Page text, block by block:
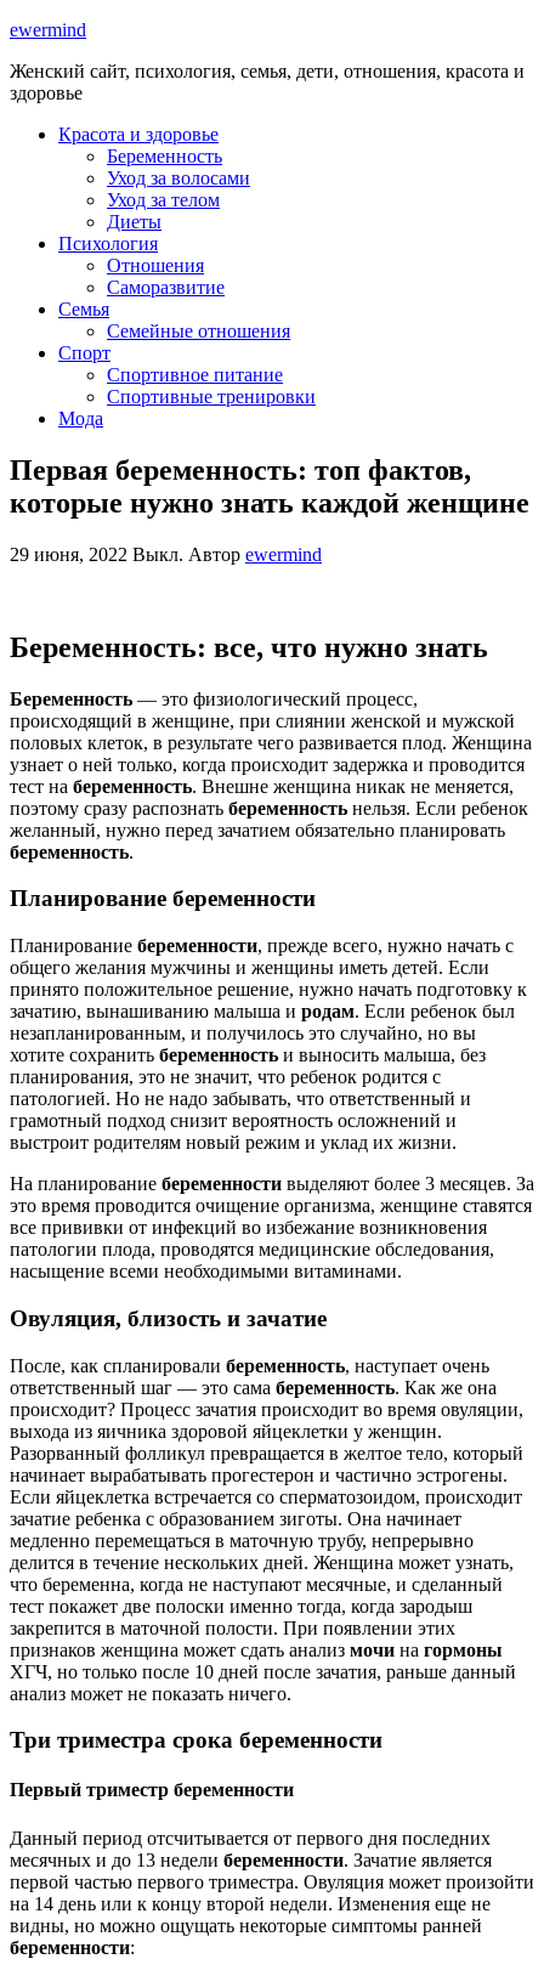
ewermind
Женский сайт, психология, семья, дети, отношения, красота и
здоровье
Красота и здоровье
Беременность
Уход за волосами
Уход за телом
Диеты
Психология
Отношения
Саморазвитие
Семья
Семейные отношения
Спорт
Спортивное питание
Спортивные тренировки
Мода
Первая беременность: топ фактов,
которые нужно знать каждой женщине
29 июня, 2022 Выкл. Автор ewermind
Беременность: все, что нужно знать
Беременность — это физиологический процесс,
происходящий в женщине, при слиянии женской и мужской
половых клеток, в результате чего развивается плод. Женщина
узнает о ней только, когда происходит задержка и проводится
тест на беременность. Внешне женщина никак не меняется,
поэтому сразу распознать беременность нельзя. Если ребенок
желанный, нужно перед зачатием обязательно планировать
беременность.
Планирование беременности
Планирование беременности, прежде всего, нужно начать с
общего желания мужчины и женщины иметь детей. Если
принято положительное решение, нужно начать подготовку к
зачатию, вынашиванию малыша и родам. Если ребенок был
незапланированным, и получилось это случайно, но вы
хотите сохранить беременность и выносить малыша, без
планирования, это не значит, что ребенок родится с
патологией. Но не надо забывать, что ответственный и
грамотный подход снизит вероятность осложнений и
выстроит родителям новый режим и уклад их жизни.
На планирование беременности выделяют более 3 месяцев. За
это время проводится очищение организма, женщине ставятся
все прививки от инфекций во избежание возникновения
патологии плода, проводятся медицинские обследования,
насыщение всеми необходимыми витаминами.
Овуляция, близость и зачатие
После, как спланировали беременность, наступает очень
ответственный шаг — это сама беременность. Как же она
происходит? Процесс зачатия происходит во время овуляции,
выхода из яичника здоровой яйцеклетки у женщин.
Разорванный фолликул превращается в желтое тело, который
начинает вырабатывать прогестерон и частично эстрогены.
Если яйцеклетка встречается со сперматозоидом, происходит
зачатие ребенка с образованием зиготы. Она начинает
медленно перемещаться в маточную трубу, непрерывно
делится в течение нескольких дней. Женщина может узнать,
что беременна, когда не наступают месячные, и сделанный
тест покажет две полоски именно тогда, когда зародыш
закрепится в маточной полости. При появлении этих
признаков женщина может сдать анализ мочи на гормоны
ХГЧ, но только после 10 дней после зачатия, раньше данный
анализ может не показать ничего.
Три триместра срока беременности
Первый триместр беременности
Данный период отсчитывается от первого дня последних
месячных и до 13 недели беременности. Зачатие является
первой частью первого триместра. Овуляция может произойти
на 14 день или к концу второй недели. Изменения еще не
видны, но можно ощущать некоторые симптомы ранней
беременности: